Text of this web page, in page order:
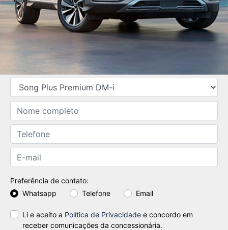
SOLICITAR PROPOSTA
Preferência de contato:
Whatsapp
Telefone Email
Li e aceito a Política de Privacidade e concordo em
receber comunicações da concessionária.